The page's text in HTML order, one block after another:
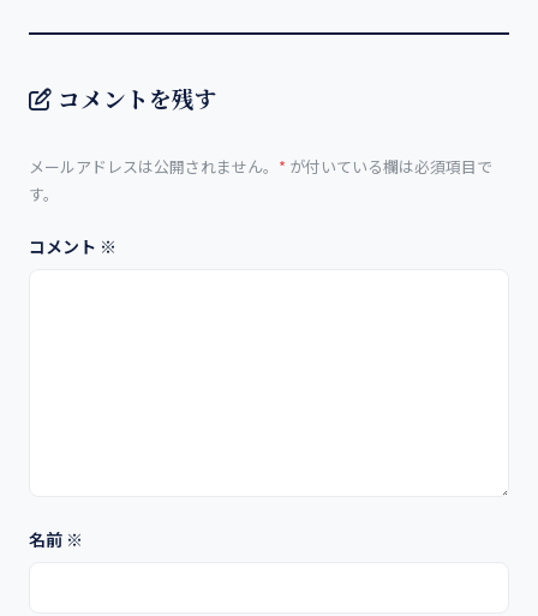
コメントを残す
メールアドレスは公開されません。 * が付いている欄は必須項目で
す。
コメント ※
名前 ※